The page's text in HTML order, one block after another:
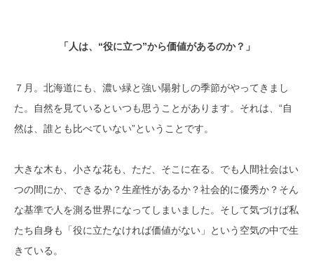
「人は、“役に立つ”から価値があるのか？」
７月。北海道にも、濃い緑と強い陽射しの季節がやってきまし
た。自然を見ているといつも思うことがあります。それは、“自
然は、誰とも比べていない”ということです。
大きな木も、小さな花も、ただ、そこに在る。でも人間社会はい
つの間にか、できるか？生産性があるか？社会的に優秀か？そん
な基準で人を測る世界になってしまいました。そして気づけば私
たち自身も「役に立たなければ価値がない」という空気の中で生
きている。